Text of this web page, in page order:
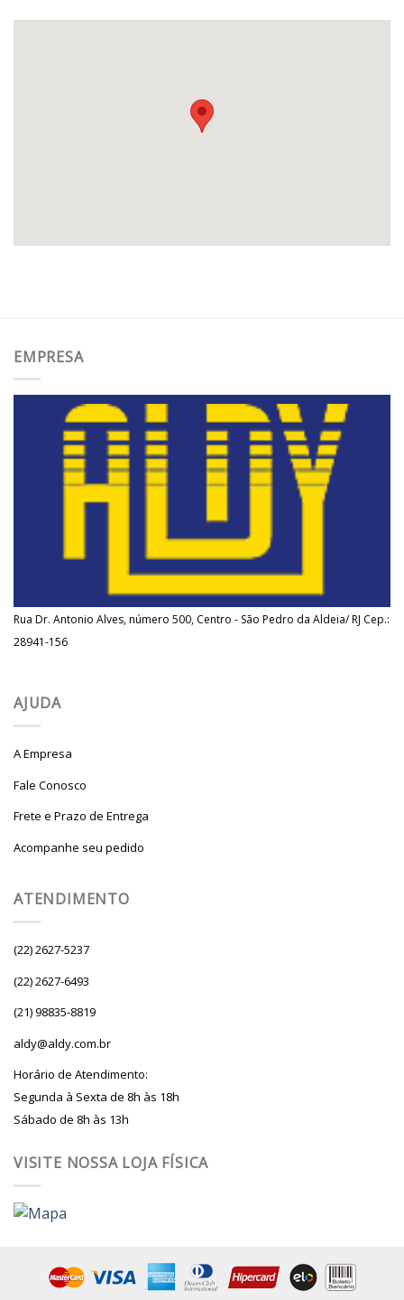
EMPRESA
Rua Dr. Antonio Alves, número 500, Centro - São Pedro da Aldeia/ RJ Cep.:
28941-156
AJUDA
A Empresa
Fale Conosco
Frete e Prazo de Entrega
Acompanhe seu pedido
ATENDIMENTO
(22) 2627-5237
(22) 2627-6493
(21) 98835-8819
aldy@aldy.com.br
Horário de Atendimento:
Segunda à Sexta de 8h às 18h
Sábado de 8h às 13h
VISITE NOSSA LOJA FÍSICA